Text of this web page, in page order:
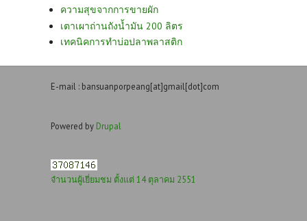
ความสุขจากการขายผัก
เตาเผาถ่านถังน้ำมัน 200 ลิตร
เทคนิคการทำบ่อปลาพลาสติก
E-mail : bansuanporpeang[at]gmail[dot]com
Powered by Drupal
จำนวนผู้เยี่ยมชม ตั้งแต่ 14 ตุลาคม 2551